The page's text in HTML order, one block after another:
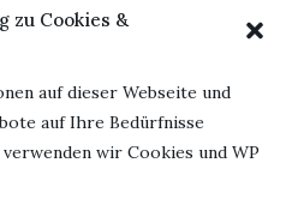
zu Cookies &
auf dieser Webseite und
auf Ihre Bedürfnisse
wir Cookies und WP